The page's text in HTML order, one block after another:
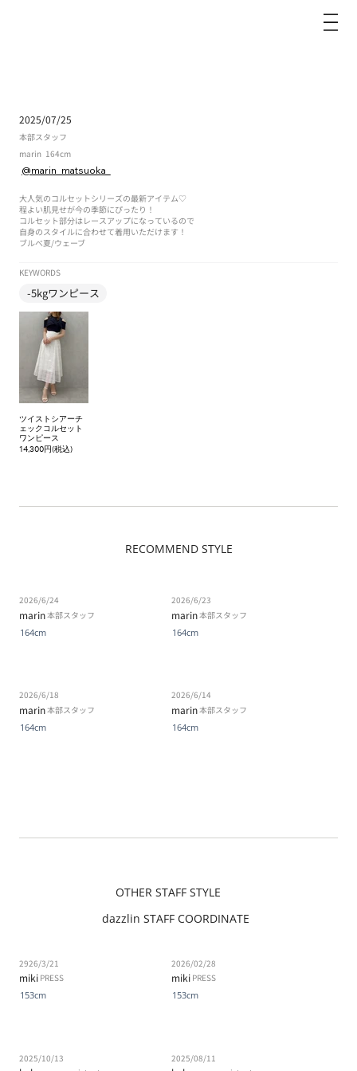
2025/07/25
本部スタッフ
marin 164cm
@marin_matsuoka_
ブルべ夏/ウェーブ
大人気のコルセットシリーズの最新アイテム♡
程よい肌見せが今の季節にぴったり！
コルセット部分はレースアップになっているので
自身のスタイルに合わせて着用いただけます！
KEYWORDS
-5kgワンピース
ツイストシアーチ
ェックコルセット
ワンピース
14,300円(税込)
RECOMMEND STYLE
marin本部スタッフ
2026/6/24
164cm
marin本部スタッフ
2026/6/23
164cm
marin本部スタッフ
2026/6/18
164cm
marin本部スタッフ
2026/6/14
164cm
OTHER STAFF STYLE
dazzlin STAFF COORDINATE
miki PRESS
2926/3/21
153cm
miki PRESS
2026/02/28
153cm
2025/10/13 2025/08/11